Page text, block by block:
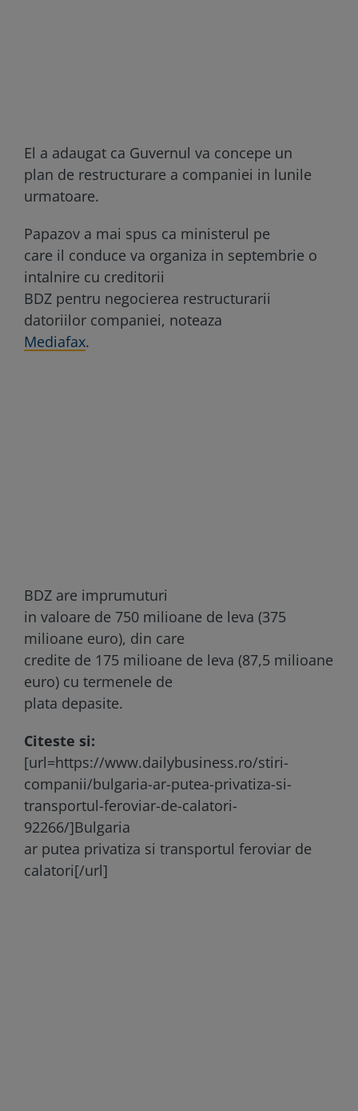
El a adaugat ca Guvernul va concepe un
plan de restructurare a companiei in lunile
urmatoare.
Papazov a mai spus ca ministerul pe
care il conduce va organiza in septembrie o
intalnire cu creditorii
BDZ pentru negocierea restructurarii
datoriilor companiei, noteaza
Mediafax.
BDZ are imprumuturi
in valoare de 750 milioane de leva (375
milioane euro), din care
credite de 175 milioane de leva (87,5 milioane
euro) cu termenele de
plata depasite.
Citeste si:
[url=https://www.dailybusiness.ro/stiri-
companii/bulgaria-ar-putea-privatiza-si-
transportul-feroviar-de-calatori-
92266/]Bulgaria
ar putea privatiza si transportul feroviar de
calatori[/url]